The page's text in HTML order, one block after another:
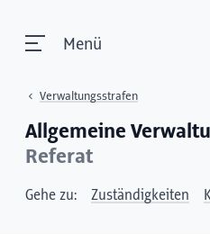
Menü
Verwaltungsstrafen
Allgemeine
Referat
Gehe zu: Zuständigkeiten